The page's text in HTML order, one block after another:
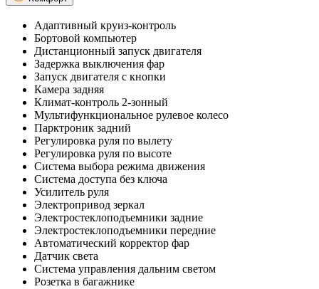
Адаптивный круиз-контроль
Бортовой компьютер
Дистанционный запуск двигателя
Задержка выключения фар
Запуск двигателя с кнопки
Камера задняя
Климат-контроль 2-зонный
Мультифункциональное рулевое колесо
Парктроник задний
Регулировка руля по вылету
Регулировка руля по высоте
Система выбора режима движения
Система доступа без ключа
Усилитель руля
Электропривод зеркал
Электростеклоподъемники задние
Электростеклоподъемники передние
Автоматический корректор фар
Датчик света
Система управления дальним светом
Розетка в багажнике